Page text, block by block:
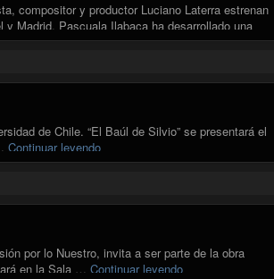
compositor y productor Luciano Laterra estrenan
Madrid. Pascuala Ilabaca ha desarrollado una
+ LUCIANO LATERRA EN SALA MASTER"
de Chile. “El Baúl de Silvio” se presentará el
Continuar leyendo"EL BAUL DE SILVIO EN LA
por lo Nuestro, invita a ser parte de la obra
en la Sala … Continuar leyendo"GRUPO